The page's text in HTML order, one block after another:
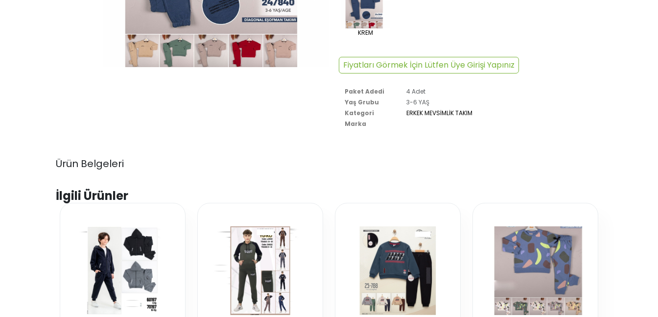
KREM
Fiyatları Görmek İçin Lütfen Üye Girişi Yapınız
Paket Adedi
4 Adet
Yaş Grubu
3-6 YAŞ
Kategori
ERKEK MEVSİMLİK TAKIM
Marka
Ürün Belgeleri
İlgili Ürünler